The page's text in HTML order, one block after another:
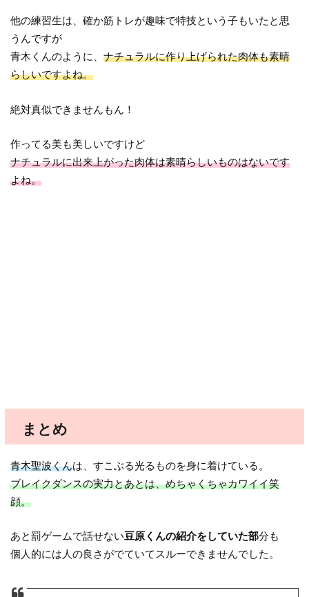
他の練習生は、確か筋トレが趣味で特技という子もいたと思
うんですが
青木くんのように、ナチュラルに作り上げられた肉体も素晴
らしいですよね。
絶対真似できませんもん！
作ってる美も美しいですけど
ナチュラルに出来上がった肉体は素晴らしいものはないです
よね。
まとめ
青木聖波くんは、すこぶる光るものを身に着けている。
ブレイクダンスの実力とあとは、めちゃくちゃカワイイ笑
顔。
あと罰ゲームで話せない豆原くんの紹介をしていた部分も
個人的には人の良さがでていてスルーできませんでした。